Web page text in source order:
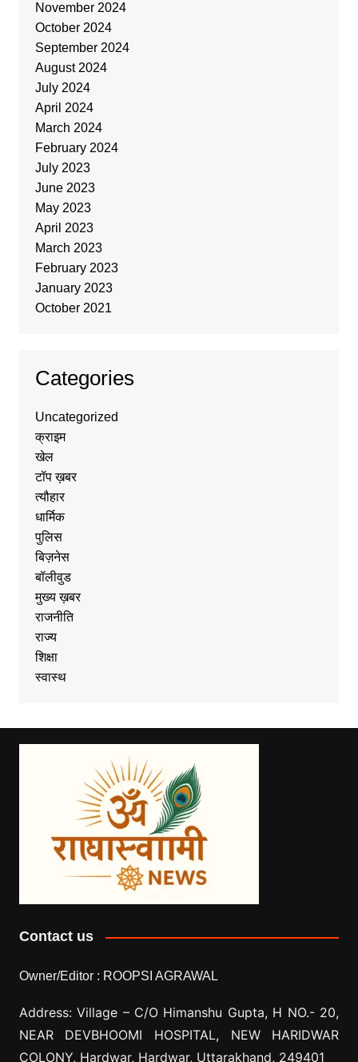
November 2024
October 2024
September 2024
August 2024
July 2024
April 2024
March 2024
February 2024
July 2023
June 2023
May 2023
April 2023
March 2023
February 2023
January 2023
October 2021
Categories
Uncategorized
क्राइम
खेल
टॉप ख़बर
त्यौहार
धार्मिक
पुलिस
बिज़नेस
बॉलीवुड
मुख्य ख़बर
राजनीति
राज्य
शिक्षा
स्वास्थ
Contact us
Owner/Editor : ROOPSI AGRAWAL
Address: Village – C/O Himanshu Gupta, H NO.- 20,
NEAR DEVBHOOMI HOSPITAL, NEW HARIDWAR
COLONY, Hardwar, Hardwar, Uttarakhand, 249401